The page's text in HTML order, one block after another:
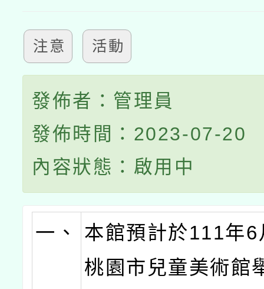
注意 活動
發佈者：管理員
發佈時間：2023-07-20
內容狀態：啟用中
一、
本館預計於111年
桃園市兒童美術館